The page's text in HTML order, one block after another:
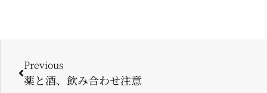
Previous
薬と酒、飲み合わせ注意